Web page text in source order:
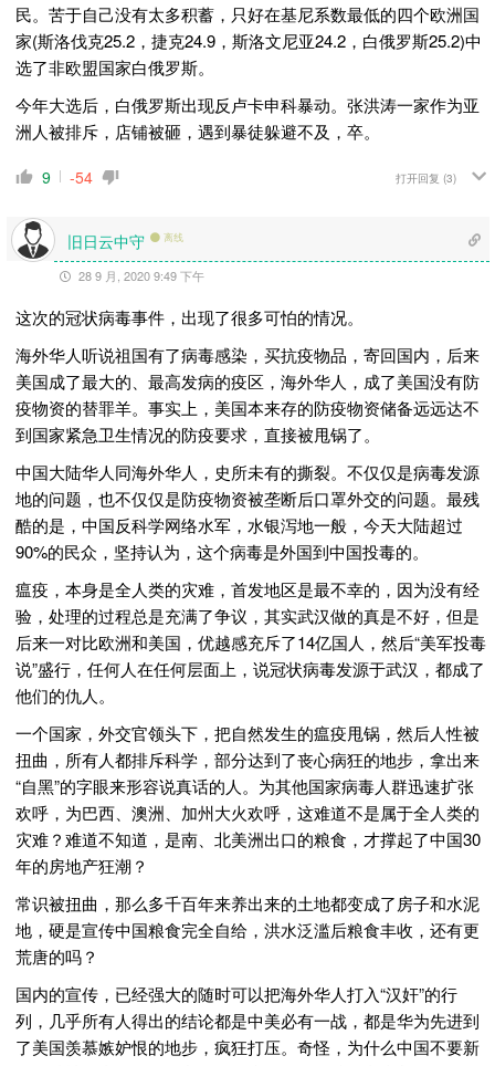
民。苦于自己没有太多积蓄，只好在基尼系数最低的四个欧洲国
家(斯洛伐克25.2，捷克24.9，斯洛文尼亚24.2，白俄罗斯25.2)中
选了非欧盟国家白俄罗斯。
今年大选后，白俄罗斯出现反卢卡申科暴动。张洪涛一家作为亚
洲人被排斥，店铺被砸，遇到暴徒躲避不及，卒。
9 -54 打开回复 (3)
旧日云中守 离线
28 9 月, 2020 9:49 下午
这次的冠状病毒事件，出现了很多可怕的情况。
海外华人听说祖国有了病毒感染，买抗疫物品，寄回国内，后来
美国成了最大的、最高发病的疫区，海外华人，成了美国没有防
疫物资的替罪羊。事实上，美国本来存的防疫物资储备远远达不
到国家紧急卫生情况的防疫要求，直接被甩锅了。
中国大陆华人同海外华人，史所未有的撕裂。不仅仅是病毒发源
地的问题，也不仅仅是防疫物资被垄断后口罩外交的问题。最残
酷的是，中国反科学网络水军，水银泻地一般，今天大陆超过
90%的民众，坚持认为，这个病毒是外国到中国投毒的。
瘟疫，本身是全人类的灾难，首发地区是最不幸的，因为没有经
验，处理的过程总是充满了争议，其实武汉做的真是不好，但是
后来一对比欧洲和美国，优越感充斥了14亿国人，然后“美军投毒
说”盛行，任何人在任何层面上，说冠状病毒发源于武汉，都成了
他们的仇人。
一个国家，外交官领头下，把自然发生的瘟疫甩锅，然后人性被
扭曲，所有人都排斥科学，部分达到了丧心病狂的地步，拿出来
“自黑”的字眼来形容说真话的人。为其他国家病毒人群迅速扩张
欢呼，为巴西、澳洲、加州大火欢呼，这难道不是属于全人类的
灾难？难道不知道，是南、北美洲出口的粮食，才撑起了中国30
年的房地产狂潮？
常识被扭曲，那么多千百年来养出来的土地都变成了房子和水泥
地，硬是宣传中国粮食完全自给，洪水泛滥后粮食丰收，还有更
荒唐的吗？
国内的宣传，已经强大的随时可以把海外华人打入“汉奸”的行
列，几乎所有人得出的结论都是中美必有一战，都是华为先进到
了美国羡慕嫉妒恨的地步，疯狂打压。奇怪，为什么中国不要新